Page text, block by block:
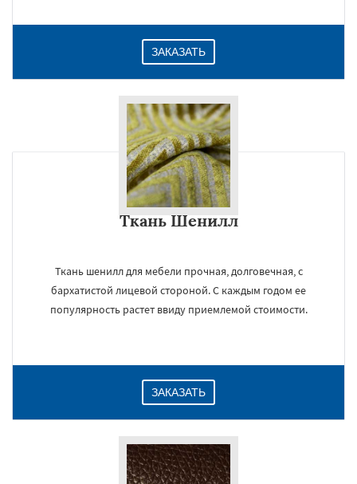
ЗАКАЗАТЬ
Ткань Шенилл
Ткань шенилл для мебели прочная, долговечная, с
бархатистой лицевой стороной. С каждым годом ее
популярность растет ввиду приемлемой стоимости.
ЗАКАЗАТЬ